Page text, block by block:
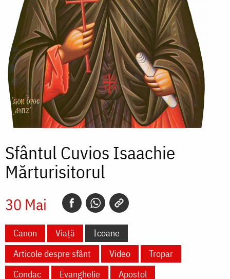
Sfântul Cuvios Isaachie
Mărturisitorul
30 Mai
Canon Viață
Icoane
Articole despre sfânt
Video
Tropar
Condac
Evanghelie Apostol